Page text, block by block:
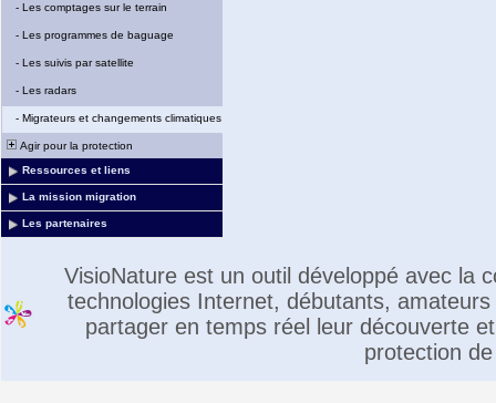
- Les comptages sur le terrain
- Les programmes de baguage
- Les suivis par satellite
- Les radars
- Migrateurs et changements climatiques
Agir pour la protection
Ressources et liens
La mission migration
Les partenaires
VisioNature est un outil développé avec la
technologies Internet, débutants,
partager en temps réel leur découverte
protection